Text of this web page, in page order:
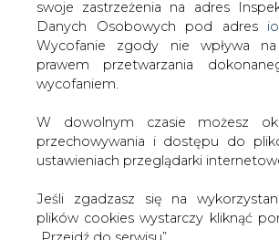
wycofaniem.
W dowolnym czasie możesz
przechowywania i dostępu do
ustawieniach przeglądarki
Jeśli zgadzasz się na
plików cookies wystarczy kliknąć
„Przejdź do serwisu”.
Zarząd Agencji Rynku Energii S.A
CIRE.pl
Epidemia i wywołany nią kryzys
świecie od dawna było wiadome -
rafineryjnych na świecie jest
stosunku do popytu i część z nich
Perspektywa niskich marż wraz
potencjałem w stosunku do
perspektywie będzie się jeszcze
prowadzi do spadku wartości rynkowej
akcji. Zły sentyment dla tego sektora
nie chce inwestować w kurczący się
zarówno w dobre jak i słabe
marżach i niskim stopniu